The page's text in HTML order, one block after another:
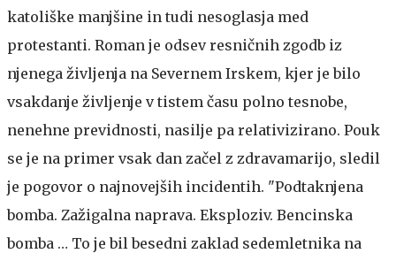
katoliške manjšine in tudi nesoglasja med
protestanti. Roman je odsev resničnih zgodb iz
njenega življenja na Severnem Irskem, kjer je bilo
vsakdanje življenje v tistem času polno tesnobe,
nenehne previdnosti, nasilje pa relativizirano. Pouk
se je na primer vsak dan začel z zdravamarijo, sledil
je pogovor o najnovejših incidentih. "Podtaknjena
bomba. Zažigalna naprava. Eksploziv. Bencinska
bomba … To je bil besedni zaklad sedemletnika na